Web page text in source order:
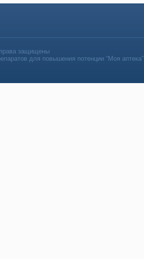
защищены
для повышения потенции “Моя